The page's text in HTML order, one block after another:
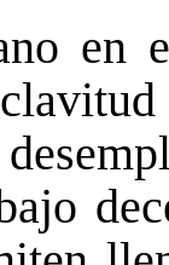
en